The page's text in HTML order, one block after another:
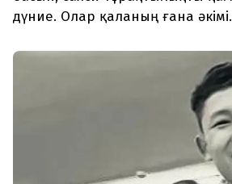
дүние. Олар қаланың ғана әкімі.